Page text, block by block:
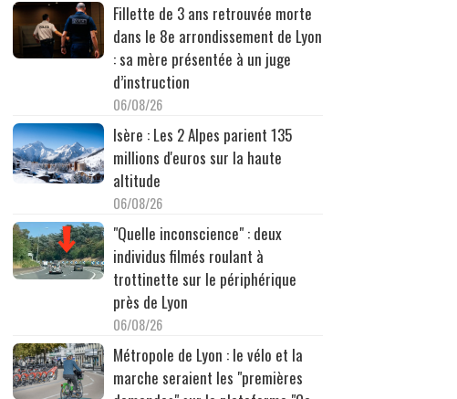
Fillette de 3 ans retrouvée morte
dans le 8e arrondissement de Lyon
: sa mère présentée à un juge
d’instruction
06/08/26
Isère : Les 2 Alpes parient 135
millions d'euros sur la haute
altitude
06/08/26
"Quelle inconscience" : deux
individus filmés roulant à
trottinette sur le périphérique
près de Lyon
06/08/26
Métropole de Lyon : le vélo et la
marche seraient les "premières